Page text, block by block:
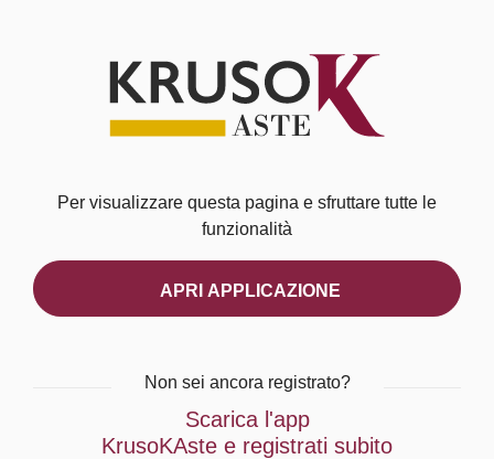
Per visualizzare questa pagina e sfruttare tutte le
funzionalità
APRI APPLICAZIONE
Non sei ancora registrato?
Scarica l'app
KrusoKAste e registrati subito